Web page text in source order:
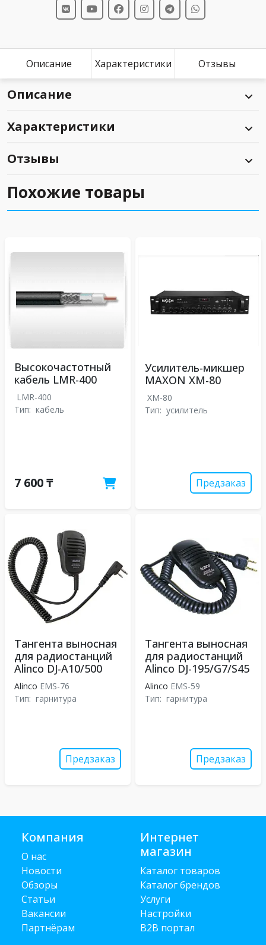
Описание Характеристики Отзывы
Описание
Характеристики
Отзывы
Похожие товары
Высокочастотный
кабель LMR-400
LMR-400
Тип: кабель
7 600 ₸
Усилитель-микшер
MAXON XM-80
XM-80
Тип: усилитель
Предзаказ
Тангента выносная
для радиостанций
Alinco DJ-A10/500
Alinco EMS-76
Тип: гарнитура
Предзаказ
Тангента выносная
для радиостанций
Alinco DJ-195/G7/S45
Alinco EMS-59
Тип: гарнитура
Предзаказ
Компания
О нас
Новости
Обзоры
Статьи
Вакансии
Партнёрам
Интернет
магазин
Каталог товаров
Каталог брендов
Услуги
Настройки
B2B портал